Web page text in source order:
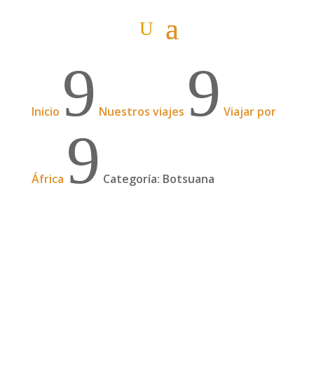
Inicio 9 Nuestros viajes 9 Viajar por
África 9 Categoría: Botsuana